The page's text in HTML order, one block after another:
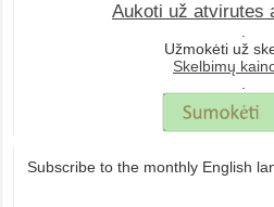
Aukoti už atvirutes
.
Užmokėti už
Skelbimų
.
Subscribe to the monthly English